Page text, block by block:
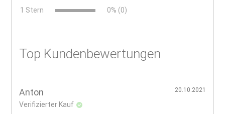
1 Stern 0% (0)
Top Kundenbewertungen
Anton
Verifizierter Kauf
20.10.2021